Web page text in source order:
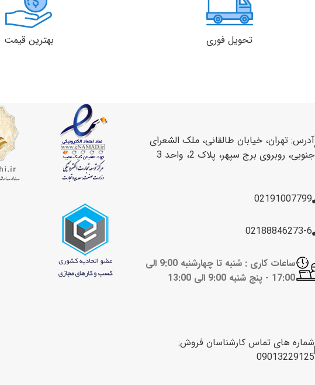
بهترین قیمت تحویل فوری
آدرس: تهران، خیابان طالقانی، ملک الشعرای
جنوبی، روبروی برج سپهر، پلاک 2، واحد 3
02191007799
02188846273-6
ساعات کاری : شنبه تا چهارشنبه 9:00 الی
17:00 -
پنج شنبه 9:00 الی 13:00
شماره های تماس کارشناسان فروش:
09013229125